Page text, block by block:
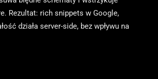
Rezultat: rich snippets w Google,
działa server-side, bez wpływu na